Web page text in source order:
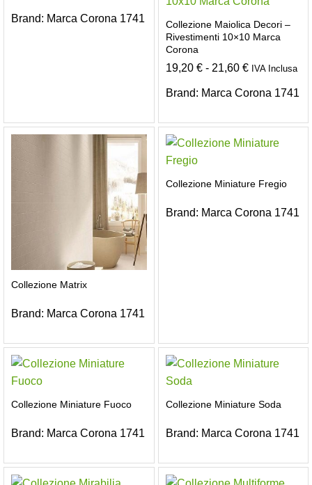
Brand: Marca Corona 1741
Collezione Maiolica Decori –
Rivestimenti 10×10 Marca
Corona
19,20 € - 21,60 €Fascia
prezzo:
da
a
IVA Inclusa
Brand: Marca Corona 1741
Collezione Matrix
Brand: Marca Corona 1741
Collezione Miniature Fregio
Brand: Marca Corona 1741
Collezione Miniature Fuoco
Brand: Marca Corona 1741
Collezione Miniature Soda
Brand: Marca Corona 1741